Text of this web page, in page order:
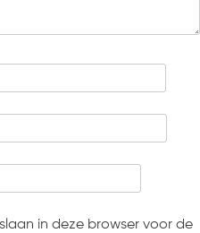
in deze browser voor de